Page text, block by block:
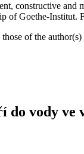
constructive
of Goethe-
of the
do vody ve